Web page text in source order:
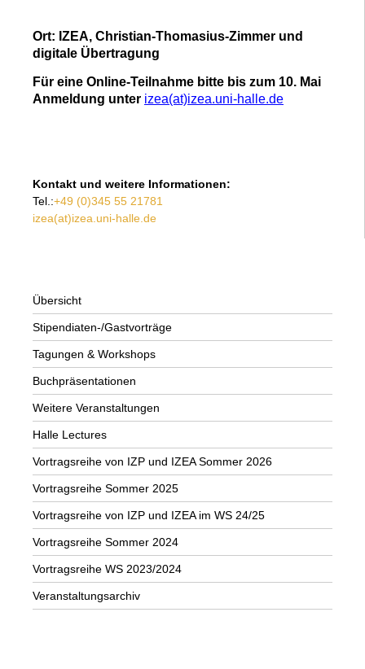
Ort: IZEA, Christian-Thomasius-Zimmer und
digitale Übertragung
Für eine Online-Teilnahme bitte bis zum 10. Mai
Anmeldung unter izea(at)izea.uni-halle.de
Kontakt und weitere Informationen:
Tel.:+49 (0)345 55 21781
izea(at)izea.uni-halle.de
Übersicht
Stipendiaten-/Gastvorträge
Tagungen & Workshops
Buchpräsentationen
Weitere Veranstaltungen
Halle Lectures
Vortragsreihe von IZP und IZEA Sommer 2026
Vortragsreihe Sommer 2025
Vortragsreihe von IZP und IZEA im WS 24/25
Vortragsreihe Sommer 2024
Vortragsreihe WS 2023/2024
Veranstaltungsarchiv